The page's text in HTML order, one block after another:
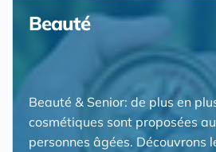
Beauté
Beauté & Senior: de plus en
cosmétiques sont proposées
personnes âgées. Découvrons